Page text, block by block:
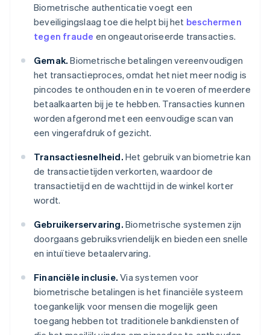
Biometrische authenticatie voegt een
beveiligingslaag toe die helpt bij het beschermen
tegen fraude en ongeautoriseerde transacties.
Gemak. Biometrische betalingen vereenvoudigen
het transactieproces, omdat het niet meer nodig is
pincodes te onthouden en in te voeren of meerdere
betaalkaarten bij je te hebben. Transacties kunnen
worden afgerond met een eenvoudige scan van
een vingerafdruk of gezicht.
Transactiesnelheid. Het gebruik van biometrie kan
de transactietijden verkorten, waardoor de
transactietijd en de wachttijd in de winkel korter
wordt.
Gebruikerservaring. Biometrische systemen zijn
doorgaans gebruiksvriendelijk en bieden een snelle
en intuïtieve betaalervaring.
Financiële inclusie. Via systemen voor
biometrische betalingen is het financiële systeem
toegankelijk voor mensen die mogelijk geen
toegang hebben tot traditionele bankdiensten of